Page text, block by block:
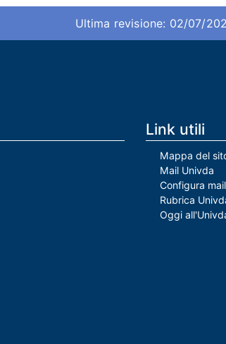
Ultima revisione: 02/07/
Link utili
Mappa del
Mail Univda
Configura
Rubrica
Oggi